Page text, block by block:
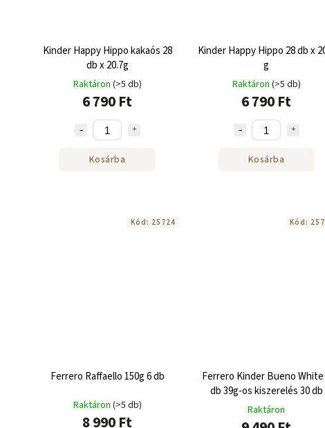
Kinder Happy Hippo kakaós 28
db x 20.7g
Raktáron (>5 db)
6 790 Ft
Kosárba
Kinder Happy Hippo 28 db x
g
Raktáron (>5 db)
6 790 Ft
Kosárba
Ferrero Raffaello 150g 6 db
Raktáron (>5 db)
8 990 Ft
Kód: 25724
Ferrero Kinder Bueno White
db 39g-os kiszerelés 30 db
Raktáron
Kód: